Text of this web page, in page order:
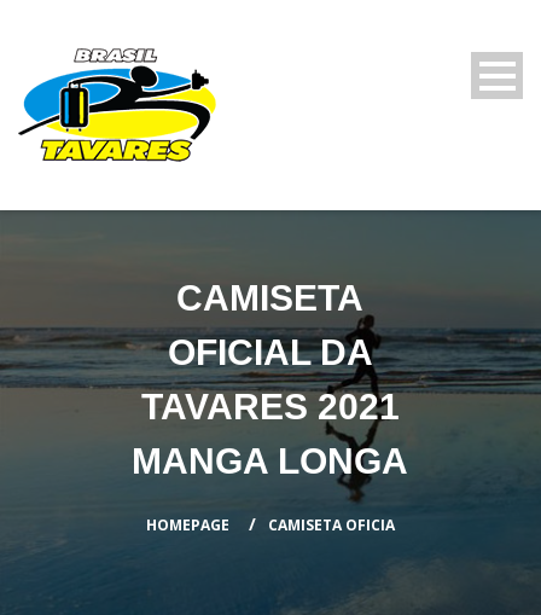
CAMISETA
OFICIAL DA
TAVARES 2021
MANGA LONGA
HOMEPAGE CAMISETA OFICIA